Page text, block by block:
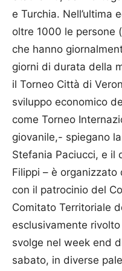
e Turchia. Nell’ultima
oltre 1000 le persone
che hanno
giorni di durata della
il Torneo Città di
sviluppo economico
come Torneo
giovanile,- spiegano
Stefania Paciucci, e il
Filippi – è organizzato
con il patrocinio del
Comitato Territoriale
esclusivamente
svolge nel week end
sabato, in diverse